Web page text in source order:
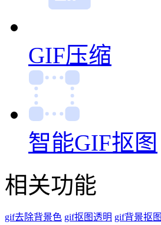
GIF压缩
智能GIF抠图
相关功能
gif去除背景色 gif抠图透明 gif背景抠图